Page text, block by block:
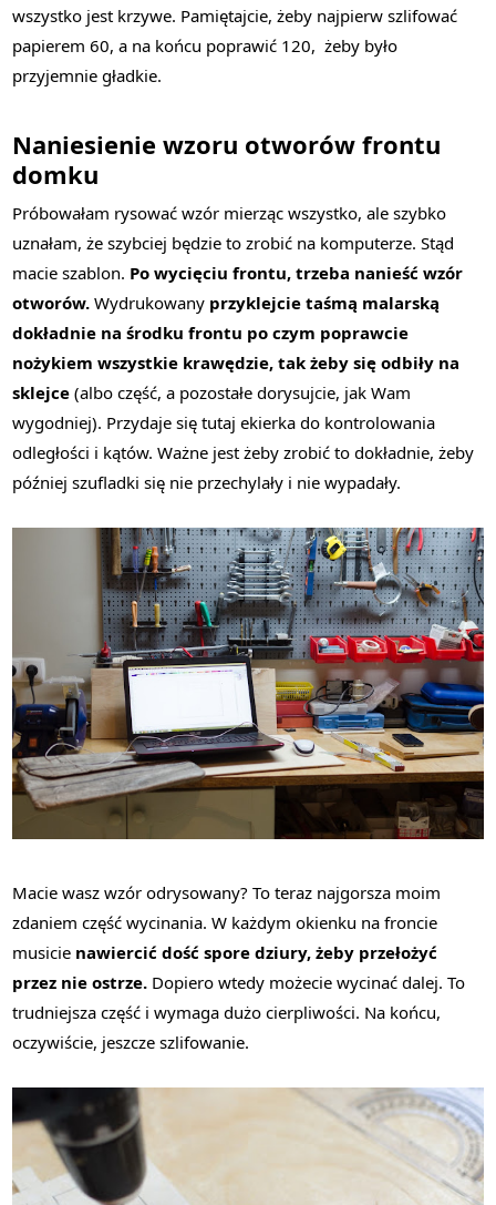
wszystko jest krzywe. Pamiętajcie, żeby najpierw szlifować
papierem 60, a na końcu poprawić 120, żeby było
przyjemnie gładkie.
Naniesienie wzoru otworów frontu
domku
Próbowałam rysować wzór mierząc wszystko, ale szybko
uznałam, że szybciej będzie to zrobić na komputerze. Stąd
macie szablon. Po wycięciu frontu, trzeba nanieść wzór
otworów.Wydrukowany przyklejcie taśmą malarską
dokładnie na środku frontu po czym poprawcie
nożykiem wszystkie krawędzie, tak żeby się odbiły na
sklejce(albo część, a pozostałe dorysujcie, jak Wam
wygodniej). Przydaje się tutaj ekierka do kontrolowania
odległości i kątów. Ważne jest żeby zrobić to dokładnie, żeby
później szufladki się nie przechylały i nie wypadały.
Macie wasz wzór odrysowany? To teraz najgorsza moim
zdaniem część wycinania. W każdym okienku na froncie
musicie nawiercić dość spore dziury, żeby przełożyć
przez nie ostrze. Dopiero wtedy możecie wycinać dalej. To
trudniejsza część i wymaga dużo cierpliwości. Na końcu,
oczywiście, jeszcze szlifowanie.